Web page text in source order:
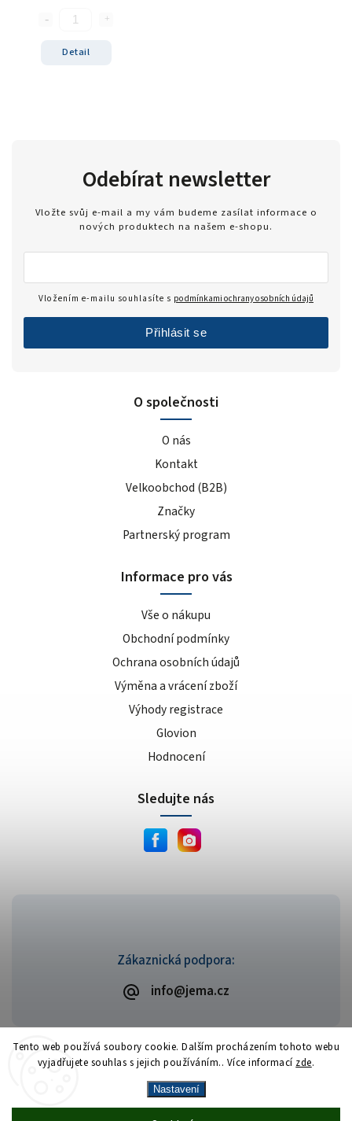
Tento web používá soubory cookie. Dalším procházením tohoto webu
vyjadřujete souhlas s jejich používáním.. Více informací zde.
Nastavení
Detail
Zákaznická podpora:
info@jema.cz
O společnosti
O nás
Kontakt
Velkoobchod (B2B)
Značky
Partnerský program
Informace pro vás
Vše o nákupu
Obchodní podmínky
Ochrana osobních údajů
Výměna a vrácení zboží
Výhody registrace
Glovion
Hodnocení
Odebírat newsletter
Vložte svůj e-mail a my vám budeme zasílat informace o
nových produktech na našem e-shopu.
Vložením e-mailu souhlasíte s podmínkami ochrany osobních údajů
Přihlásit se
Sledujte nás
Copyright 2026JEMA.cz. Všechna práva vyhrazena.
VytvořilShoptet| Design